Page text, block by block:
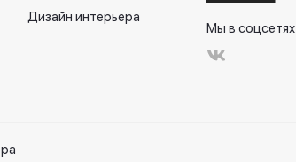
Дизайн интерьера
Мы в соцсетях